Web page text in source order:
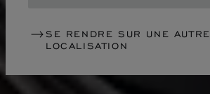
SE RENDRE SUR UNE AUTRE
LOCALISATION